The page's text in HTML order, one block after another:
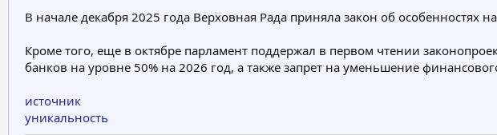
В начале декабря 2025 года Верховная Рада приняла закон об
Кроме того, еще в октябре парламент поддержал в первом чтении
банков на уровне 50% на 2026 год, а также запрет на уменьшение
источник
уникальность